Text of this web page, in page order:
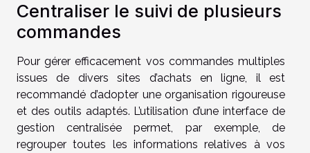
Centraliser le suivi de plusieurs
commandes
Pour gérer efficacement vos commandes multiples
issues de divers sites d’achats en ligne, il est
recommandé d’adopter une organisation rigoureuse
et des outils adaptés. L’utilisation d’une interface de
gestion centralisée permet, par exemple, de
regrouper toutes les informations relatives à vos